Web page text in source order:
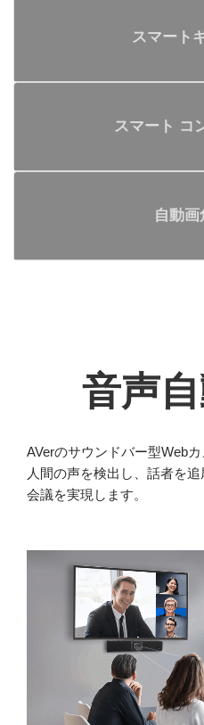
スマート
スマート コ
自動
音声
AVerのサウンドバー型Web
人間の声を検出し、話者を
会議を実現します。